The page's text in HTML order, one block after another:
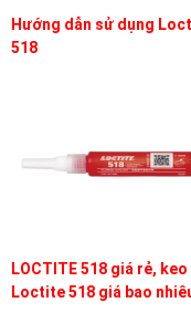
Hướng dẫn sử dụng
518
LOCTITE 518 giá rẻ, keo
Loctite 518 giá bao